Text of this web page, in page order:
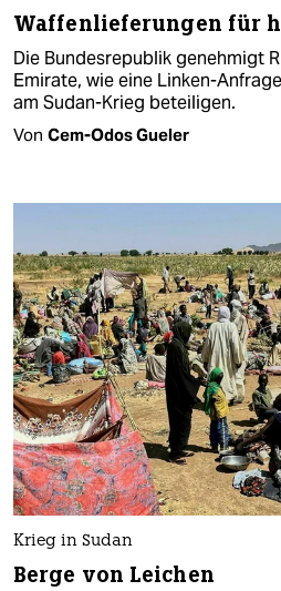
Waffenlieferungen für
Die Bundesrepublik genehmigt
Emirate, wie eine Linken-
am Sudan-Krieg beteiligen.
Von Cem-Odos Gueler
Krieg in Sudan
Berge von Leichen